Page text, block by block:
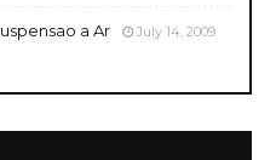
a Ar July 14, 2009